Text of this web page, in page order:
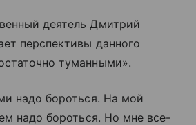
деятель Дмитрий
перспективы данного
туманными».
надо бороться. На мой
надо бороться. Но мне все-